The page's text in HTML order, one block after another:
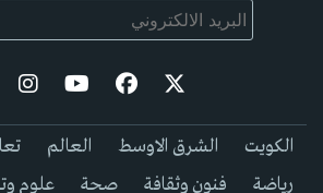
الكويت الشرق الاوسط العالم
رياضة
فنون وثقافة صحة علوم